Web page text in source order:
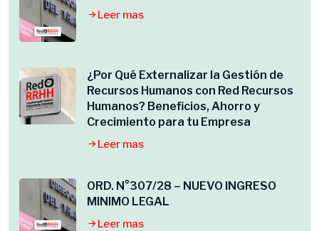
Leer mas
¿Por Qué Externalizar la Gestión de
Recursos Humanos con Red Recursos
Humanos? Beneficios, Ahorro y
Crecimiento para tu Empresa
Leer mas
ORD. N°307/28 – NUEVO INGRESO
MINIMO LEGAL
Leer mas